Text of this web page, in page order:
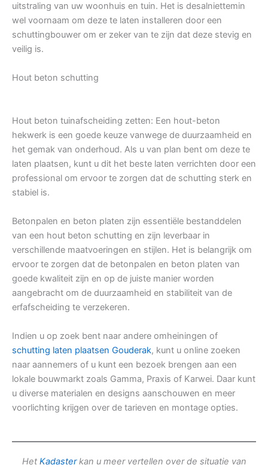
uitstraling van uw woonhuis en tuin. Het is desalniettemin
wel voornaam om deze te laten installeren door een
schuttingbouwer om er zeker van te zijn dat deze stevig en
veilig is.
Hout beton schutting
Hout beton tuinafscheiding zetten: Een hout-beton
hekwerk is een goede keuze vanwege de duurzaamheid en
het gemak van onderhoud. Als u van plan bent om deze te
laten plaatsen, kunt u dit het beste laten verrichten door een
professional om ervoor te zorgen dat de schutting sterk en
stabiel is.
Betonpalen en beton platen zijn essentiële bestanddelen
van een hout beton schutting en zijn leverbaar in
verschillende maatvoeringen en stijlen. Het is belangrijk om
ervoor te zorgen dat de betonpalen en beton platen van
goede kwaliteit zijn en op de juiste manier worden
aangebracht om de duurzaamheid en stabiliteit van de
erfafscheiding te verzekeren.
Indien u op zoek bent naar andere omheiningen of
schutting laten plaatsen Gouderak, kunt u online zoeken
naar aannemers of u kunt een bezoek brengen aan een
lokale bouwmarkt zoals Gamma, Praxis of Karwei. Daar kunt
u diverse materialen en designs aanschouwen en meer
voorlichting krijgen over de tarieven en montage opties.
Het Kadasterkan u meer vertellen over de situatie van